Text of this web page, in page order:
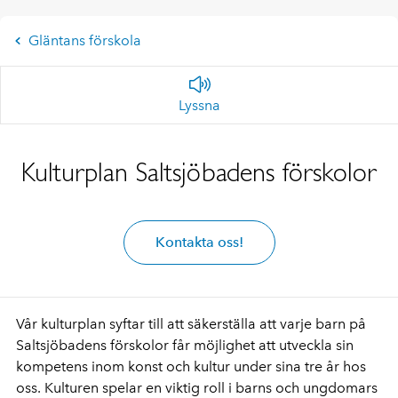
Gläntans förskola
Lyssna
Kulturplan Saltsjöbadens förskolor
Kontakta oss!
Vår kulturplan syftar till att säkerställa att varje barn på
Saltsjöbadens förskolor får möjlighet att utveckla sin
kompetens inom konst och kultur under sina tre år hos
oss. Kulturen spelar en viktig roll i barns och ungdomars